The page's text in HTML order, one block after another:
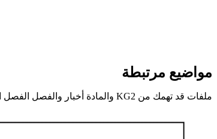
مواضيع مرتبطة
ملفات قد تهمك من KG2 والمادة أخبار والفصل الفصل الثاني